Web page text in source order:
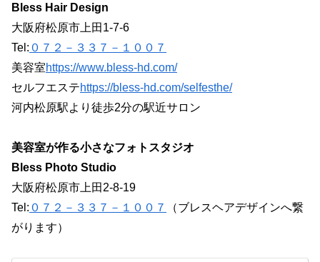
Bless Hair Design
大阪府松原市上田1-7-6
Tel: ０７２－３３７－１００７
美容室https://www.bless-hd.com/
セルフエステhttps://bless-hd.com/selfesthe/
河内松原駅より徒歩2分の駅近サロン
美容室が作る小さなフォトスタジオ
Bless Photo Studio
大阪府松原市上田2-8-19
Tel: ０７２－３３７－１００７
（ブレスヘアデザインへ繋
がります）